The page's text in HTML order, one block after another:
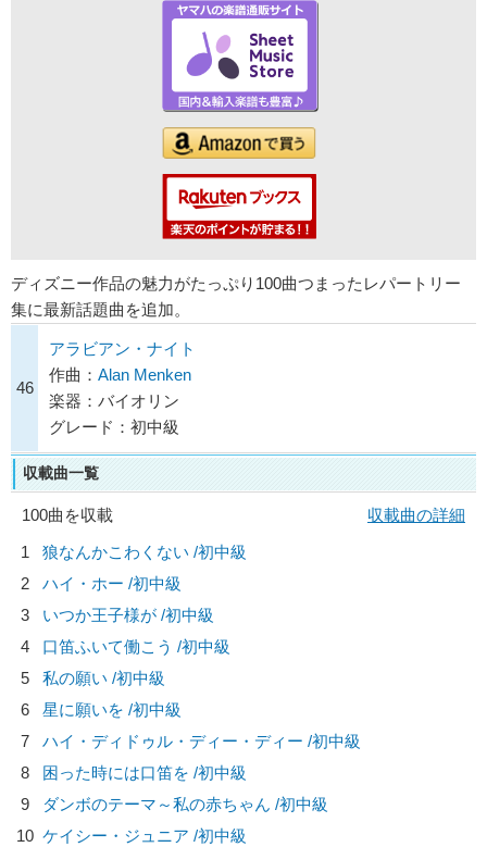
ディズニー作品の魅力がたっぷり100曲つまったレパートリー
集に最新話題曲を追加。
46
アラビアン・ナイト
作曲： Alan Menken
楽器：バイオリン
グレード：初中級
収載曲一覧
100曲を収載
収載曲の詳細
1
狼なんかこわくない /初中級
2
ハイ・ホー /初中級
3
いつか王子様が /初中級
4
口笛ふいて働こう /初中級
5
私の願い /初中級
6
星に願いを /初中級
7
ハイ・ディドゥル・ディー・ディー /初中級
8
困った時には口笛を /初中級
9
ダンボのテーマ～私の赤ちゃん /初中級
10 ケイシー・ジュニア /初中級